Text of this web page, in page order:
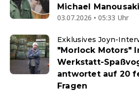
Michael
03.07.2026 • 05:33 Uhr
Exklusives Joyn-
"Morlock Motors"
Werkstatt-
antwortet auf 20
Fragen